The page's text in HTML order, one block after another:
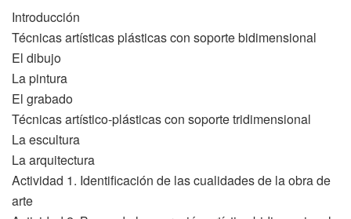
Introducción
Técnicas artísticas plásticas con soporte bidimensional
El dibujo
La pintura
El grabado
Técnicas artístico-plásticas con soporte tridimensional
La escultura
La arquitectura
Actividad 1. Identificación de las cualidades de la obra de
arte